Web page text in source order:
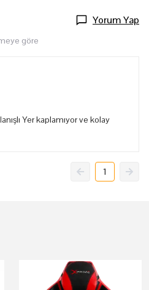
Yorum Yap
göre
Yer kaplamıyor ve kolay
1